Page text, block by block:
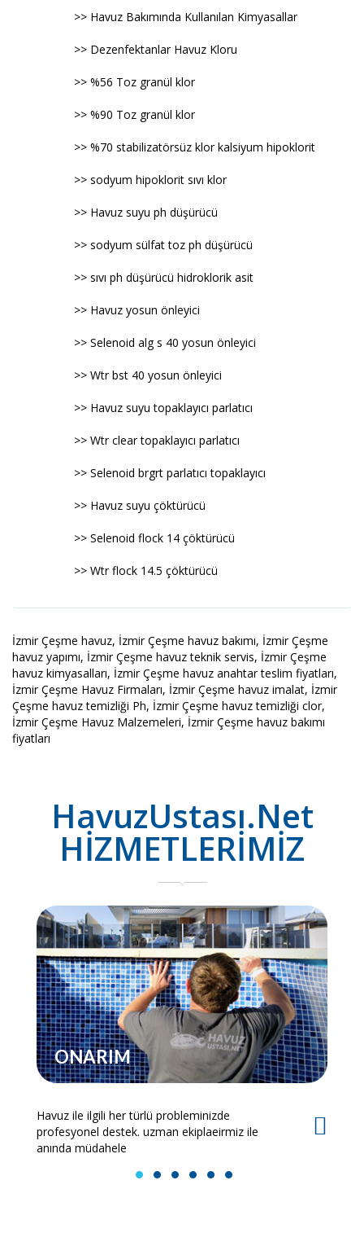
>> Havuz Bakımında Kullanılan Kimyasallar
>> Dezenfektanlar Havuz Kloru
>> %56 Toz granül klor
>> %90 Toz granül klor
>> %70 stabilizatörsüz klor kalsiyum hipoklorit
>> sodyum hipoklorit sıvı klor
>> Havuz suyu ph düşürücü
>> sodyum sülfat toz ph düşürücü
>> sıvı ph düşürücü hidroklorik asit
>> Havuz yosun önleyici
>> Selenoid alg s 40 yosun önleyici
>> Wtr bst 40 yosun önleyici
>> Havuz suyu topaklayıcı parlatıcı
>> Wtr clear topaklayıcı parlatıcı
>> Selenoid brgrt parlatıcı topaklayıcı
>> Havuz suyu çöktürücü
>> Selenoid flock 14 çöktürücü
>> Wtr flock 14.5 çöktürücü
İzmir Çeşme havuz, İzmir Çeşme havuz bakımı, İzmir Çeşme
havuz yapımı, İzmir Çeşme havuz teknik servis, İzmir Çeşme
havuz kimyasalları, İzmir Çeşme havuz anahtar teslim fiyatları,
İzmir Çeşme Havuz Firmaları, İzmir Çeşme havuz imalat, İzmir
Çeşme havuz temizliği Ph, İzmir Çeşme havuz temizliği clor,
İzmir Çeşme Havuz Malzemeleri, İzmir Çeşme havuz bakımı
fiyatları
HavuzUstası.Net
HİZMETLERİMİZ
ONARIM
Havuz ile ilgili her türlü probleminizde
profesyonel destek. uzman ekiplaeirmiz ile
anında müdahele
1 2 3 4 5 6